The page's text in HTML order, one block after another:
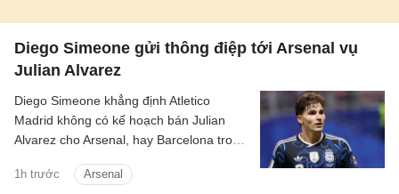
Diego Simeone gửi thông điệp tới Arsenal vụ
Julian Alvarez
1h trước Arsenal
Diego Simeone khẳng định Atletico
Madrid không có kế hoạch bán Julian
Alvarez cho Arsenal, hay Barcelona trong